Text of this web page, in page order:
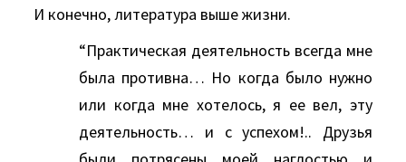
И конечно, литература выше жизни.
“Практическая деятельность всегда мне
была противна… Но когда было нужно
или когда мне хотелось, я ее вел, эту
деятельность… и с уcпехом!.. Друзья